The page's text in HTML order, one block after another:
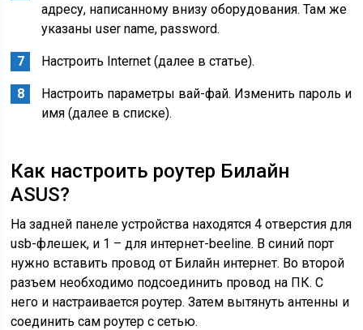
адресу, написанному внизу оборудования. Там же
указаны user name, password.
Настроить Internet (далее в статье).
Настроить параметры вай-фай. Изменить пароль и
имя (далее в списке).
Как настроить роутер Билайн
ASUS?
На задней панеле устройства находятся 4 отверстия для
usb-флешек, и 1 – для интернет-beeline. В синий порт
нужно вставить провод от Билайн интернет. Во второй
разъем необходимо подсоединить провод на ПК. С
него и настраивается роутер. Затем вытянуть антенны и
соединить сам роутер с сетью.